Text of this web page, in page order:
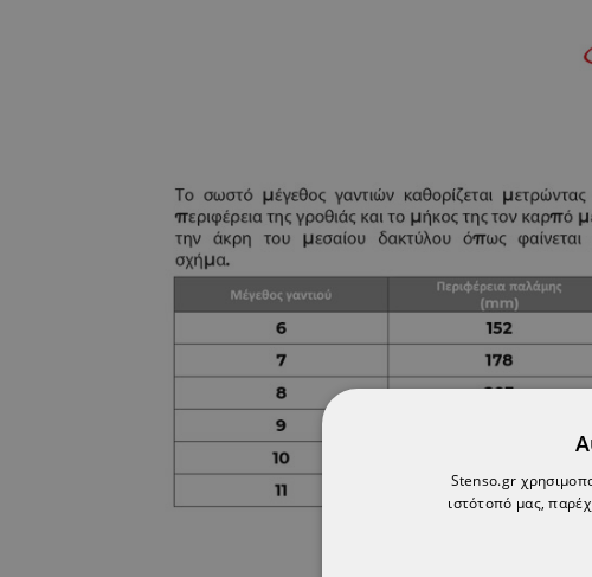
Stenso.gr
ιστότοπό μας,